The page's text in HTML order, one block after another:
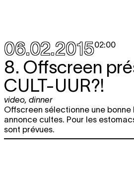
06.02.201502:00
8. Offscreen
CULT-UUR?!
video dinner
Offscreen sélectionne une bonne
annonce cultes. Pour les
sont prévues.